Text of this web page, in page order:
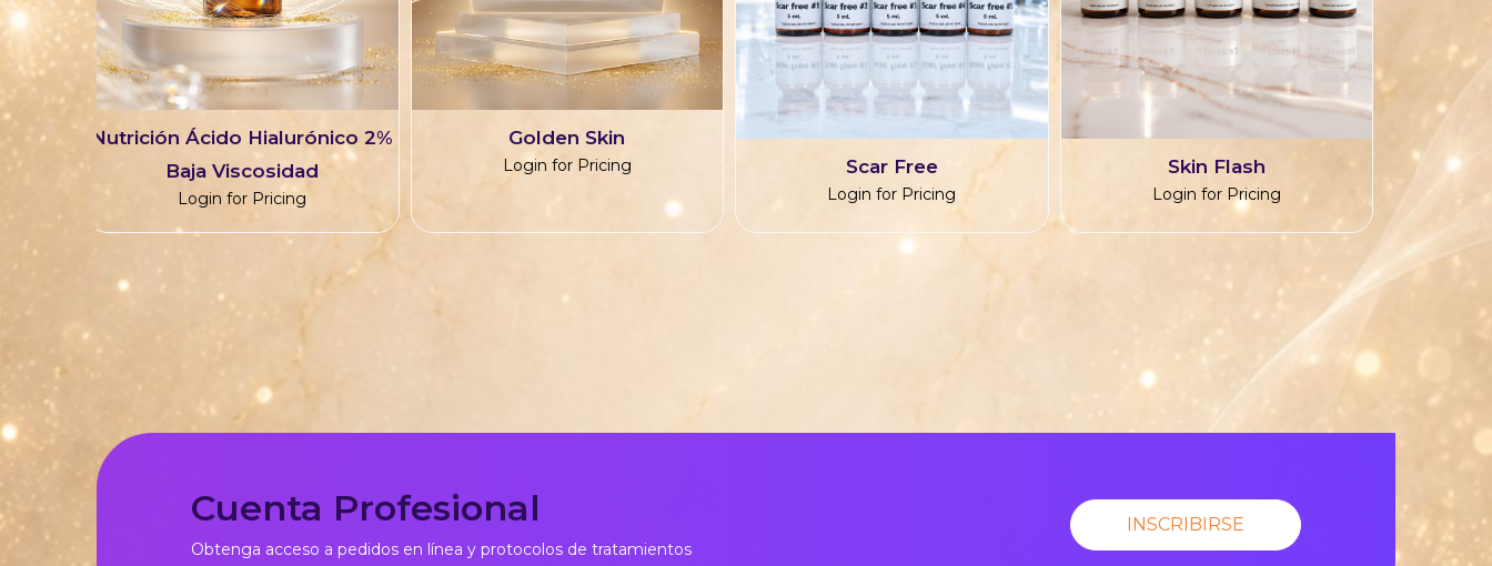
Nutrición Ácido Hialurónico 2%
Baja Viscosidad
Login for Pricing
Golden Skin
Login for Pricing Scar Free
Login for Pricing
Skin Flash
Login for Pricing
Cuenta Profesional
Obtenga acceso a pedidos en línea y protocolos de tratamientos
INSCRIBIRSE